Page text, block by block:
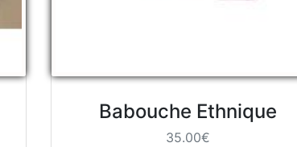
Babouche Ethnique
35.00€